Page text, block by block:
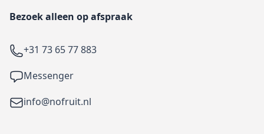
Bezoek alleen op afspraak
Telefoon
+31 73 65 77 883
Facebook
Messenger
Emailinfo@nofruit.nl